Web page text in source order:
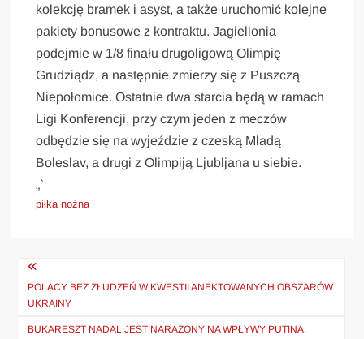
kolekcję bramek i asyst, a także uruchomić kolejne
pakiety bonusowe z kontraktu. Jagiellonia
podejmie w 1/8 finału drugoligową Olimpię
Grudziądz, a następnie zmierzy się z Puszczą
Niepołomice. Ostatnie dwa starcia będą w ramach
Ligi Konferencji, przy czym jeden z meczów
odbędzie się na wyjeździe z czeską Mladą
Boleslav, a drugi z Olimpiją Ljubljana u siebie.
„`
piłka nożna
Nawigacja
wpisu
POLACY BEZ ZŁUDZEŃ W KWESTII ANEKTOWANYCH OBSZARÓW
UKRAINY
BUKARESZT NADAL JEST NARAŻONY NA WPŁYWY PUTINA.